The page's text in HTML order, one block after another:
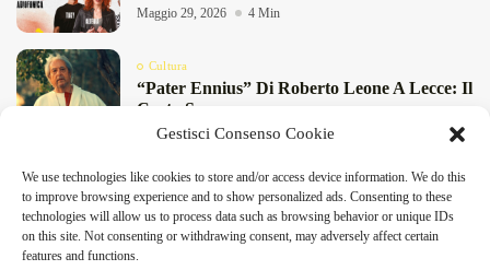
Gestisci Consenso Cookie
We use technologies like cookies to store and/or access device information. We do this
to improve browsing experience and to show personalized ads. Consenting to these
technologies will allow us to process data such as browsing behavior or unique IDs
on this site. Not consenting or withdrawing consent, may adversely affect certain
features and functions.
Maggio 29, 2026 4 Min
Cultura
“Pater Ennius” Di Roberto Leone A Lecce: Il
Corto Su...
Maggio 16, 2026 6 Min
Birre Di Primavera 2026 A San Foca: Birra
Artigianale E...